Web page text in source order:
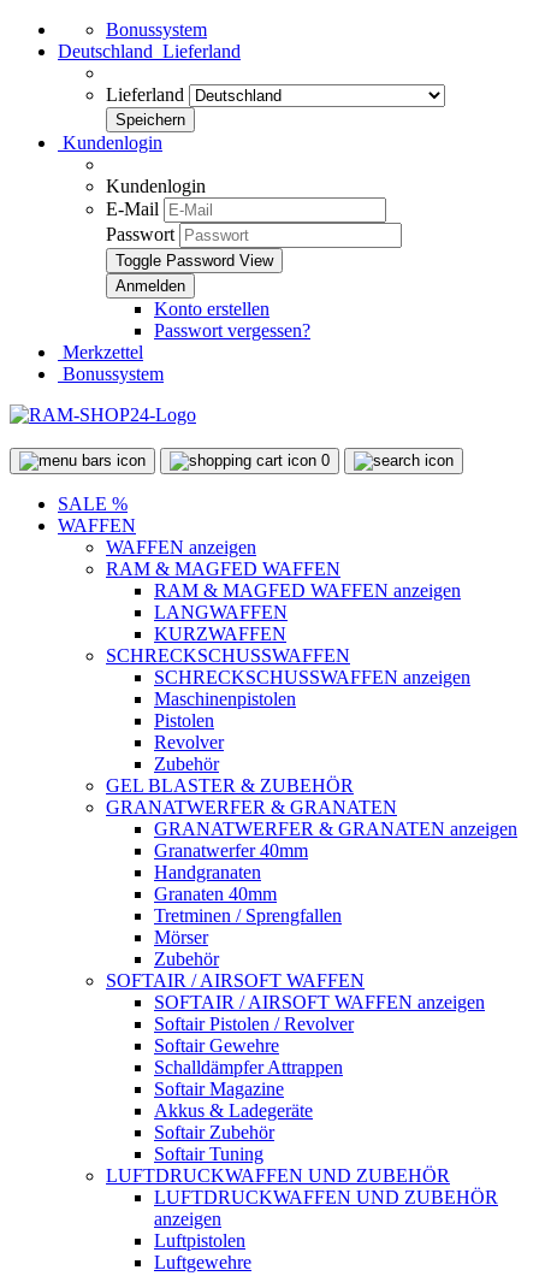
Bonussystem
Deutschland Lieferland
Lieferland
Kundenlogin
Kundenlogin
E-Mail
Passwort
Toggle Password View
Konto erstellen
Passwort vergessen?
Merkzettel
Bonussystem
0
SALE %
WAFFEN
WAFFEN anzeigen
RAM & MAGFED WAFFEN
RAM & MAGFED WAFFEN anzeigen
LANGWAFFEN
KURZWAFFEN
SCHRECKSCHUSSWAFFEN
SCHRECKSCHUSSWAFFEN anzeigen
Maschinenpistolen
Pistolen
Revolver
Zubehör
GEL BLASTER & ZUBEHÖR
GRANATWERFER & GRANATEN
GRANATWERFER & GRANATEN anzeigen
Granatwerfer 40mm
Handgranaten
Granaten 40mm
Tretminen / Sprengfallen
Mörser
Zubehör
SOFTAIR / AIRSOFT WAFFEN
SOFTAIR / AIRSOFT WAFFEN anzeigen
Softair Pistolen / Revolver
Softair Gewehre
Schalldämpfer Attrappen
Softair Magazine
Akkus & Ladegeräte
Softair Zubehör
Softair Tuning
LUFTDRUCKWAFFEN UND ZUBEHÖR
LUFTDRUCKWAFFEN UND ZUBEHÖR
anzeigen
Luftpistolen
Luftgewehre